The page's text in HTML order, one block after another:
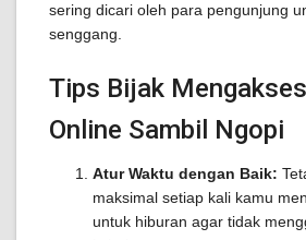
sering dicari oleh para pengunjung
senggang.
Tips Bijak
Online Sambil Ngopi
Atur Waktu dengan Baik:
maksimal setiap kali kamu
untuk hiburan agar tidak